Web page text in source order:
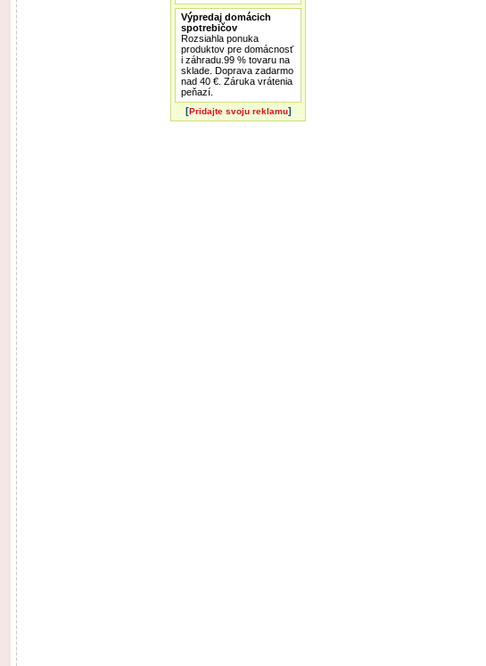
Výpredaj domácich
spotrebičov
Rozsiahla ponuka
produktov pre domácnosť
i záhradu.99 % tovaru na
sklade. Doprava zadarmo
nad 40 €. Záruka vrátenia
peňazí.
[Pridajte svoju reklamu]